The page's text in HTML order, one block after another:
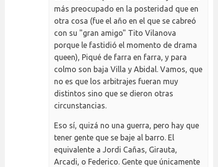
más preocupado en la posteridad que en
otra cosa (fue el año en el que se cabreó
con su "gran amigo" Tito Vilanova
porque le fastidió el momento de drama
queen), Piqué de farra en farra, y para
colmo son baja Villa y Abidal. Vamos, que
no es que los arbitrajes fueran muy
distintos sino que se dieron otras
circunstancias.
Eso sí, quizá no una guerra, pero hay que
tener gente que se baje al barro. El
equivalente a Jordi Cañas, Girauta,
Arcadi, o Federico. Gente que únicamente